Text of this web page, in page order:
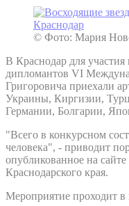
© Фото: Мария
В Краснодар для участия
дипломантов VI
Григоровича приехали
Украины, Киргизии,
Германии, Болгарии,
"Всего в конкурсном
человека", - приводит
опубликованное на
Краснодарского края.
Мероприятие проходит в